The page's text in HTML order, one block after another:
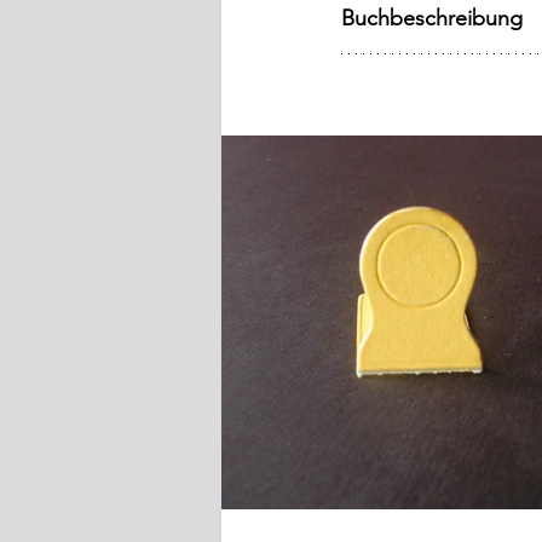
Buchbeschreibung